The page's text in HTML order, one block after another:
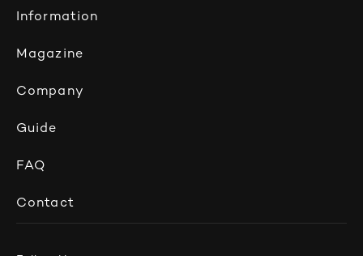
Information
Company
FAQ
Magazine
Guide
Contact